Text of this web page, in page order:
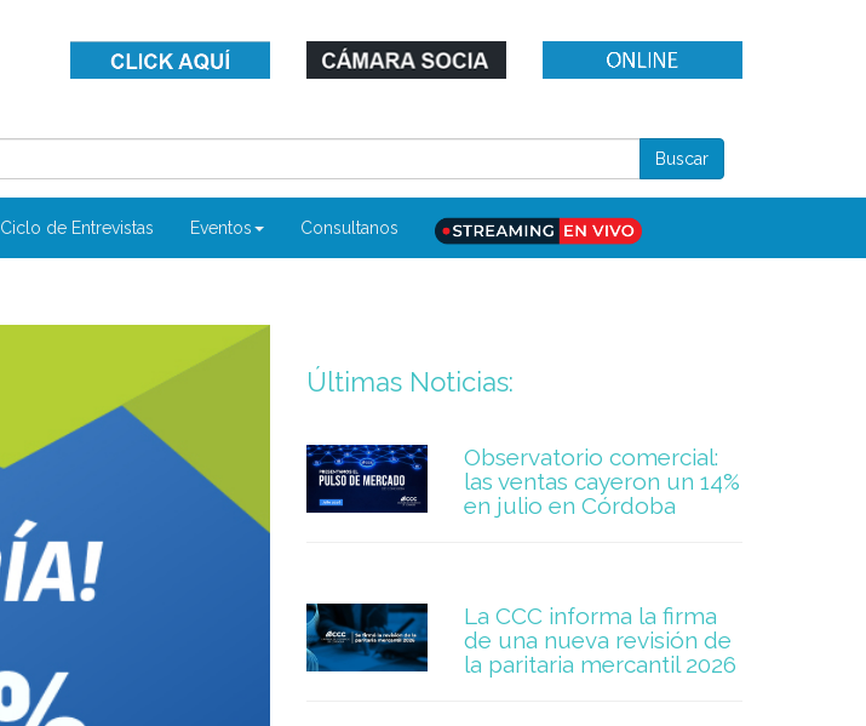
Ciclo de Entrevistas Eventos Consultanos
Últimas Noticias:
Observatorio comercial:
las ventas cayeron un 14%
en julio en Córdoba
La CCC informa la firma
de una nueva revisión de
la paritaria mercantil 2026